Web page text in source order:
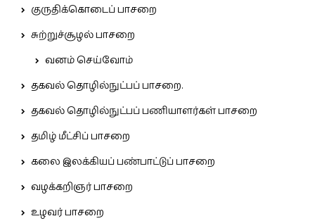
குருதிக்கொடைப் பாசறை
சுற்றுச்சூழல் பாசறை
வனம் செய்வோம்
தகவல் தொழில்நுட்பப் பாசறை.
தகவல் தொழில்நுட்பப் பணியாளர்கள் பாசறை
தமிழ் மீட்சிப் பாசறை
கலை இலக்கியப் பண்பாட்டுப் பாசறை
வழக்கறிஞர் பாசறை
உழவர் பாசறை